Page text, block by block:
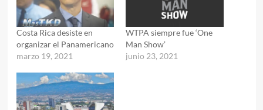
Costa Rica desiste en
organizar el Panamericano
marzo 19, 2021
WTPA siempre fue ‘One
Man Show’
junio 23, 2021